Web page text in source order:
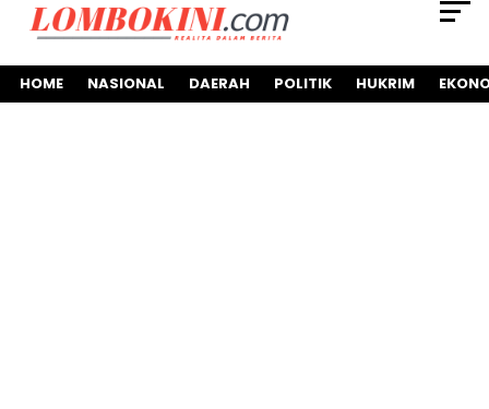
HOME NASIONAL DAERAH POLITIK HUKRIM